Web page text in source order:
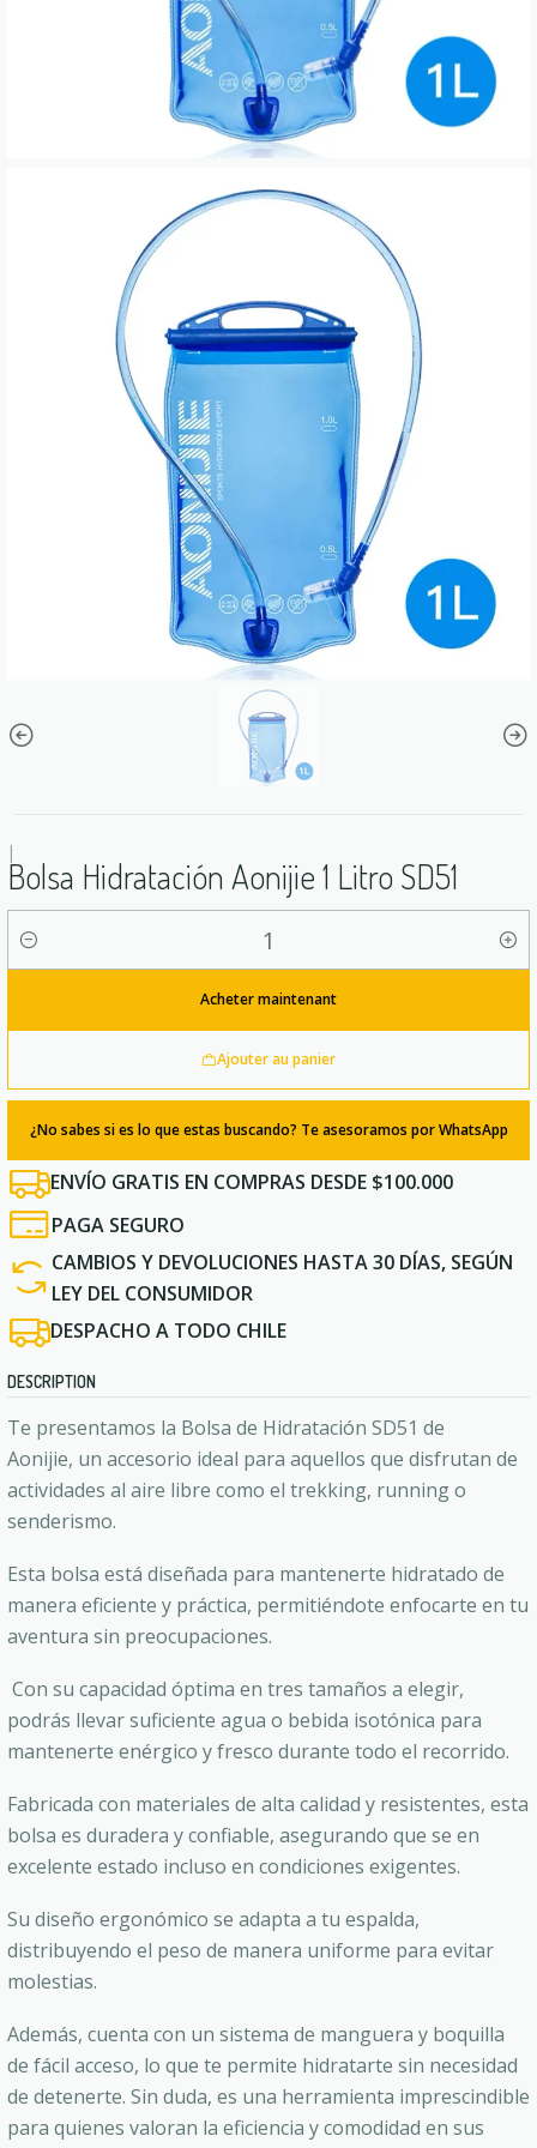
|
Bolsa Hidratación Aonijie 1 Litro SD51
Quantité
Ajouter au panier
Acheter maintenant
¿No sabes si es lo que estas buscando? Te asesoramos por WhatsApp
ENVÍO GRATIS EN COMPRAS DESDE $100.000
PAGA SEGURO
CAMBIOS Y DEVOLUCIONES HASTA 30 DÍAS, SEGÚN
LEY DEL CONSUMIDOR
DESPACHO A TODO CHILE
DESCRIPTION
Te presentamos la Bolsa de Hidratación SD51 de
Aonijie, un accesorio ideal para aquellos que disfrutan de
actividades al aire libre como el trekking, running o
senderismo.
Esta bolsa está diseñada para mantenerte hidratado de
manera eficiente y práctica, permitiéndote enfocarte en tu
aventura sin preocupaciones.
Con su capacidad óptima en tres tamaños a elegir,
podrás llevar suficiente agua o bebida isotónica para
mantenerte enérgico y fresco durante todo el recorrido.
Fabricada con materiales de alta calidad y resistentes, esta
bolsa es duradera y confiable, asegurando que se en
excelente estado incluso en condiciones exigentes.
Su diseño ergonómico se adapta a tu espalda,
distribuyendo el peso de manera uniforme para evitar
molestias.
Además, cuenta con un sistema de manguera y boquilla
de fácil acceso, lo que te permite hidratarte sin necesidad
de detenerte. Sin duda, es una herramienta imprescindible
para quienes valoran la eficiencia y comodidad en sus